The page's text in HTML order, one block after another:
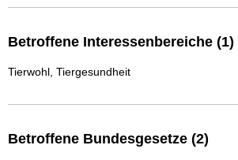
Betroffene Interessenbereiche (1)
Tierwohl, Tiergesundheit
Betroffene Bundesgesetze (2)